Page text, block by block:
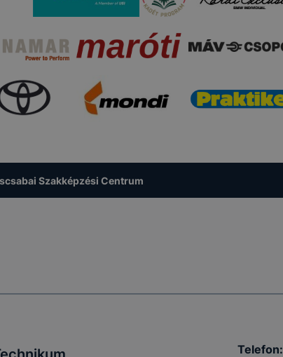
Szakképzési Centrum
Telefon: